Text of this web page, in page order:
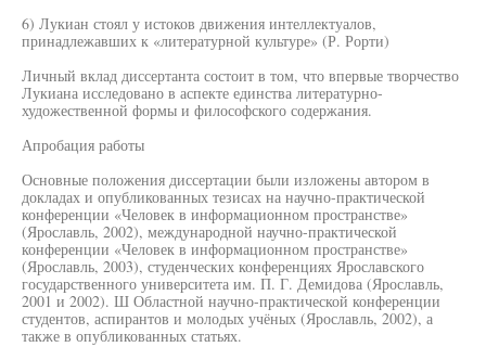
6) Лукиан стоял у истоков движения интеллектуалов,
принадлежавших к «литературной культуре» (Р. Рорти)
Личный вклад диссертанта состоит в том, что впервые творчество
Лукиана исследовано в аспекте единства литературно-
художественной формы и философского содержания.
Апробация работы
Основные положения диссертации были изложены автором в
докладах и опубликованных тезисах на научно-практической
конференции «Человек в информационном пространстве»
(Ярославль, 2002), международной научно-практической
конференции «Человек в информационном пространстве»
(Ярославль, 2003), студенческих конференциях Ярославского
государственного университета им. П. Г. Демидова (Ярославль,
2001 и 2002). Ш Областной научно-практической конференции
студентов, аспирантов и молодых учёных (Ярославль, 2002), а
также в опубликованных статьях.